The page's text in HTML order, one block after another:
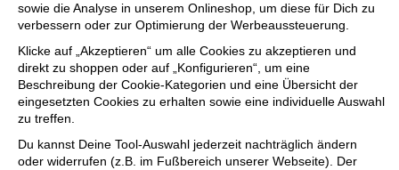
sowie die Analyse in unserem Onlineshop, um diese für Dich zu
verbessern oder zur Optimierung der Werbeaussteuerung.
Klicke auf „Akzeptieren“ um alle Cookies zu akzeptieren und
direkt zu shoppen oder auf „Konfigurieren“, um eine
Beschreibung der Cookie-Kategorien und eine Übersicht der
eingesetzten Cookies zu erhalten sowie eine individuelle Auswahl
zu treffen.
Du kannst Deine Tool-Auswahl jederzeit nachträglich ändern
oder widerrufen (z.B. im Fußbereich unserer Webseite). Der